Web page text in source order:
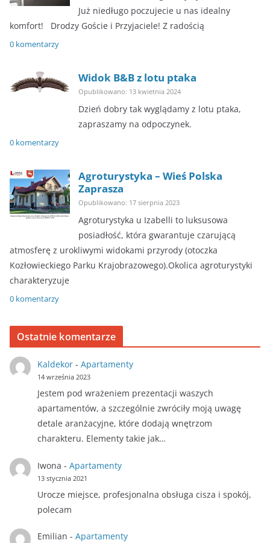
Już niedługo poczujecie u nas idealny
komfort! ​Drodzy Goście i Przyjaciele! Z radością
0 komentarzy
Widok B&B z lotu ptaka
Opublikowano: 13 kwietnia 2024
Dzień dobry tak wyglądamy z lotu ptaka,
zapraszamy na odpoczynek.
0 komentarzy
Agroturystyka – Wieś Polska
Zaprasza
Opublikowano: 17 sierpnia 2023
Agroturystyka u Izabelli to luksusowa
posiadłość, która gwarantuje czarującą
atmosferę z urokliwymi widokami przyrody (otoczka
Kozłowieckiego Parku Krajobrazowego).Okolica agroturystyki
charakteryzuje
0 komentarzy
Ostatnie komentarze
Kaldekor- Apartamenty
14 września 2023
Jestem pod wrażeniem prezentacji waszych
apartamentów, a szczególnie zwróciły moją uwagę
detale aranżacyjne, które dodają wnętrzom
charakteru. Elementy takie jak…
Iwona - Apartamenty
13 stycznia 2021
Urocze miejsce, profesjonalna obsługa cisza i spokój,
polecam
Emilian - Apartamenty